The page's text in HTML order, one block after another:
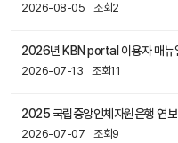
2026-08-05 조회2
2026년 KBN portal 이용자 매뉴
2026-07-13 조회11
2025 국립중앙인체자원은행 연보
2026-07-07 조회9